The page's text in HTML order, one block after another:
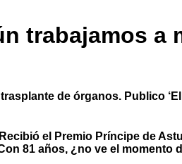
trabajamos a
trasplante de órganos. Publico
el Premio Príncipe de
81 años, ¿no ve el momento